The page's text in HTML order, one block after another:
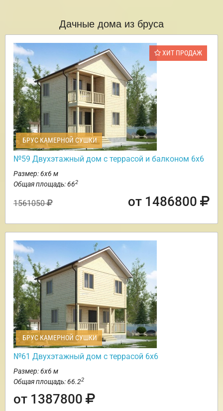
Дачные дома из бруса
ХИТ ПРОДАЖ
БРУС КАМЕРНОЙ СУШКИ
№59 Двухэтажный дом с террасой и балконом 6х6
Размер: 6х6 м
Общая площадь: 662
1561050 от 1486800
БРУС КАМЕРНОЙ СУШКИ
№61 Двухэтажный дом с террасой 6х6
Размер: 6х6 м
Общая площадь: 66.22
от 1387800